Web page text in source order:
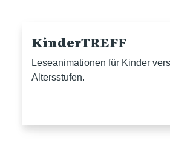
KinderTREFF
Leseanimationen für Kinder
Altersstufen.